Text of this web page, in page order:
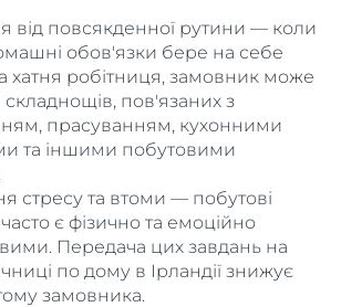
від повсякденної рутини — коли
обов'язки бере на себе
хатня робітниця, замовник може
складнощів, пов'язаних з
прасуванням, кухонними
та іншими побутовими
стресу та втоми — побутові
є фізично та емоційно
Передача цих завдань на
по дому в Ірландії знижує
замовника.